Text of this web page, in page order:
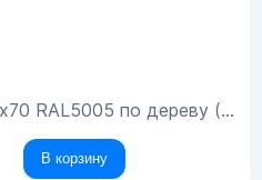
RAL5005 по дереву (100шт)
В корзину